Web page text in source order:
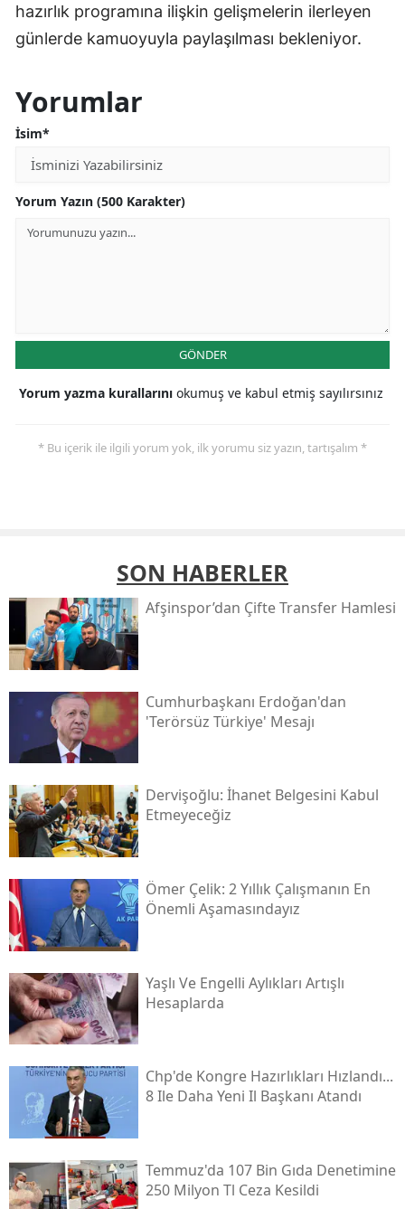
hazırlık programına ilişkin gelişmelerin ilerleyen
günlerde kamuoyuyla paylaşılması bekleniyor.
Yorumlar
İsim*
Yorum Yazın (500 Karakter)
GÖNDER
Yorum yazma kurallarını okumuş ve kabul etmiş sayılırsınız
* Bu içerik ile ilgili yorum yok, ilk yorumu siz yazın, tartışalım *
SON HABERLER
Afşinspor’dan Çifte Transfer Hamlesi
Cumhurbaşkanı Erdoğan'dan
'terörsüz Türkiye' Mesajı
Dervişoğlu: İhanet Belgesini Kabul
Etmeyeceğiz
Ömer Çelik: 2 Yıllık Çalışmanın En
Önemli Aşamasındayız
Yaşlı Ve Engelli Aylıkları Artışlı
Hesaplarda
Chp'de Kongre Hazırlıkları Hızlandı...
8 Ile Daha Yeni Il Başkanı Atandı
Temmuz'da 107 Bin Gıda Denetimine
250 Milyon Tl Ceza Kesildi